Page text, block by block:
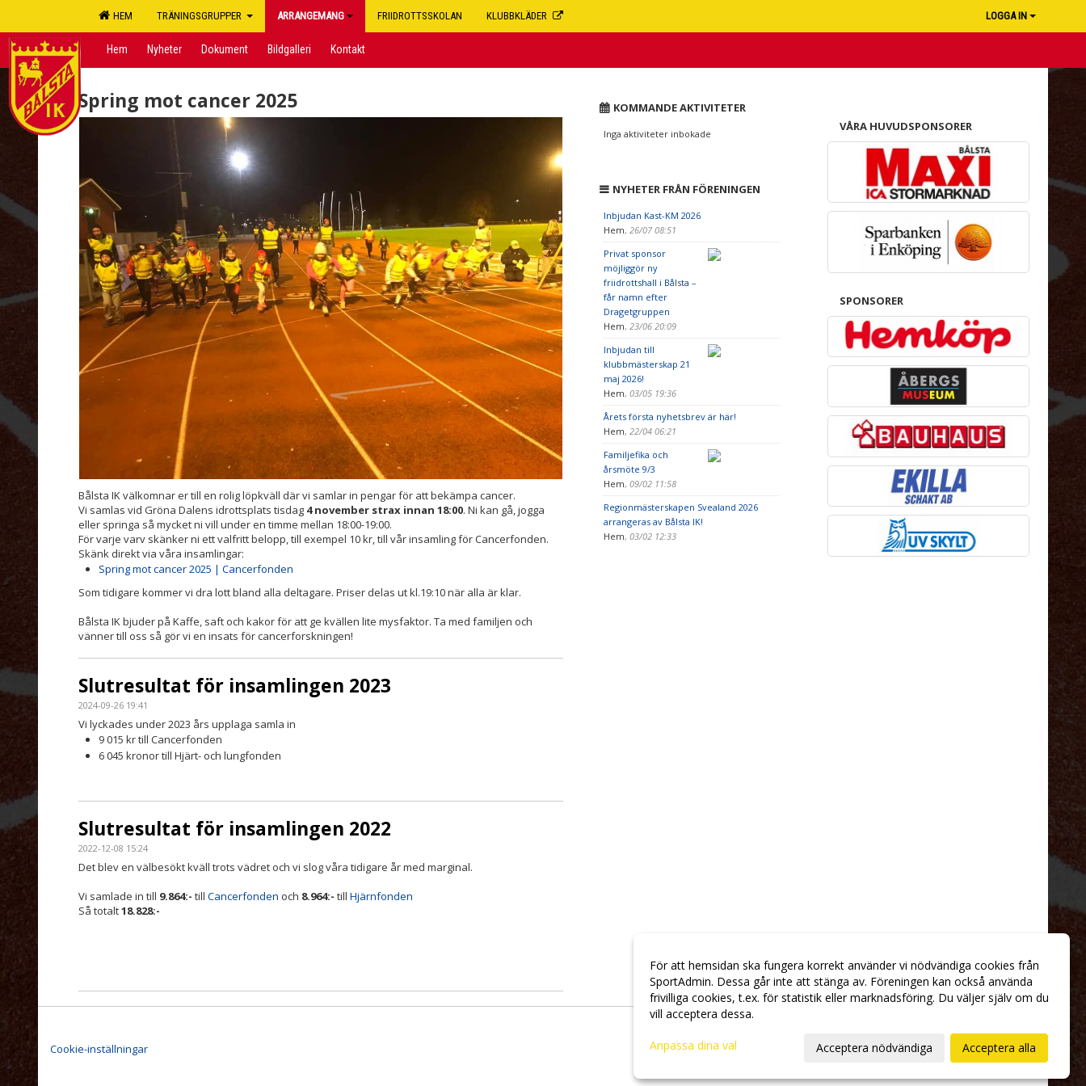
HEM TRÄNINGSGRUPPER ARRANGEMANG FRIIDROTTSSKOLAN KLUBBKLÄDER LOGGA IN
Hem Nyheter Dokument Bildgalleri Kontakt
Spring mot cancer 2025
Bålsta IK välkomnar er till en rolig löpkväll där vi samlar in pengar för att bekämpa cancer.
Vi samlas vid Gröna Dalens idrottsplats tisdag 4 november strax innan 18:00. Ni kan gå, jogga
eller springa så mycket ni vill under en timme mellan 18:00-19:00.
För varje varv skänker ni ett valfritt belopp, till exempel 10 kr, till vår insamling för Cancerfonden.
Skänk direkt via våra insamlingar:
Spring mot cancer 2025 | Cancerfonden
Som tidigare kommer vi dra lott bland alla deltagare. Priser delas ut kl.19:10 när alla är klar.
Bålsta IK bjuder på Kaffe, saft och kakor för att ge kvällen lite mysfaktor. Ta med familjen och
vänner till oss så gör vi en insats för cancerforskningen!
Slutresultat för insamlingen 2023
2024-09-26 19:41
Vi lyckades under 2023 års upplaga samla in
9 015 kr till Cancerfonden
6 045 kronor till Hjärt- och lungfonden
Slutresultat för insamlingen 2022
2022-12-08 15:24
Det blev en välbesökt kväll trots vädret och vi slog våra tidigare år med marginal.
Vi samlade in till 9.864:- till Cancerfonden och 8.964:- till Hjärnfonden
Så totalt18.828:-
KOMMANDE AKTIVITETER
Inga aktiviteter inbokade
NYHETER FRÅN FÖRENINGEN
Inbjudan Kast-KM 2026
Hem, 26/07 08:51
Privat sponsor
möjliggör ny
friidrottshall i Bålsta –
får namn efter
Dragetgruppen
Hem, 23/06 20:09
Inbjudan till
klubbmästerskap 21
maj 2026!
Hem, 03/05 19:36
Årets första nyhetsbrev är här!
Hem, 22/04 06:21
Familjefika och
årsmöte 9/3
Hem, 09/02 11:58
Regionmästerskapen Svealand 2026
arrangeras av Bålsta IK!
Hem, 03/02 12:33
VÅRA HUVUDSPONSORER
SPONSORER
Cookie-inställningar
För att hemsidan ska fungera korrekt använder vi nödvändiga cookies från
SportAdmin. Dessa går inte att stänga av. Föreningen kan också använda
frivilliga cookies, t.ex. för statistik eller marknadsföring. Du väljer själv om du
vill acceptera dessa.
Anpassa dina val Acceptera nödvändiga Acceptera alla